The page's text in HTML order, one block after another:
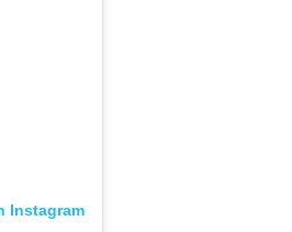
Instagram